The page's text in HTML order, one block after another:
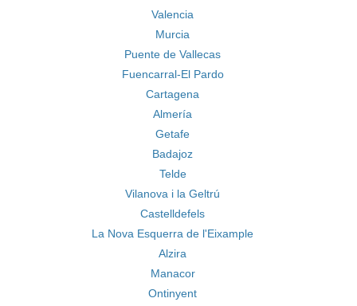
Valencia
Murcia
Puente de Vallecas
Fuencarral-El Pardo
Cartagena
Almería
Getafe
Badajoz
Telde
Vilanova i la Geltrú
Castelldefels
La Nova Esquerra de l'Eixample
Alzira
Manacor
Ontinyent